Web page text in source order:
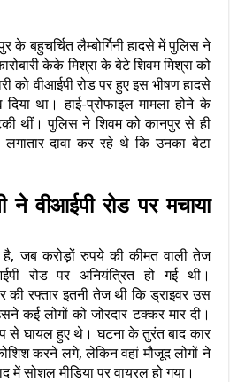
के बहुचर्चित लैम्बोर्गिनी हादसे में पुलिस ने
केके मिश्रा के बेटे शिवम मिश्रा को
को वीआईपी रोड पर हुए इस भीषण हादसे
था। हाई-प्रोफाइल मामला होने के
थीं। पुलिस ने शिवम को कानपुर से ही
दावा कर रहे थे कि उनका बेटा
ने वीआईपी रोड पर मचाया
है, जब करोड़ों रुपये की कीमत वाली तेज
रोड पर अनियंत्रित हो गई थी।
की रफ्तार इतनी तेज थी कि ड्राइवर उस
कई लोगों को जोरदार टक्कर मार दी।
से घायल हुए थे। घटना के तुरंत बाद कार
करने लगे, लेकिन वहां मौजूद लोगों ने
में सोशल मीडिया पर वायरल हो गया।